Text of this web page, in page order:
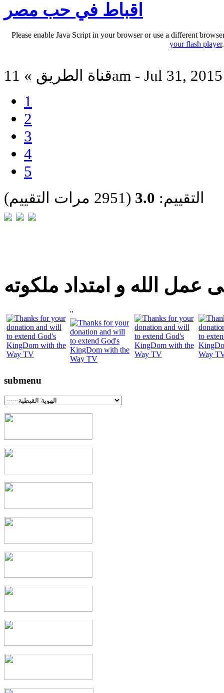
اقباط في حب مصر
Please enable Java Script in your browser or use a different
your flash player.
قناة الطريق » 11am - Jul 31, 2015
1
2
3
4
5
التقييم: 3.0 (2951 مرات التقييم)
عمل الله و امتداد ملكوته
"
submenu